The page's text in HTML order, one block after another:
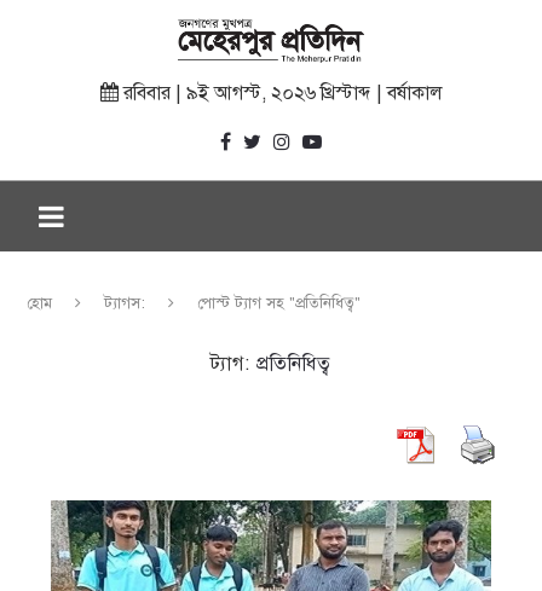
রবিবার | ৯ই আগস্ট, ২০২৬ খ্রিস্টাব্দ | বর্ষাকাল
হোম ট্যাগস: পোস্ট ট্যাগ সহ "প্রতিনিধিত্ব"
ট্যাগ: প্রতিনিধিত্ব